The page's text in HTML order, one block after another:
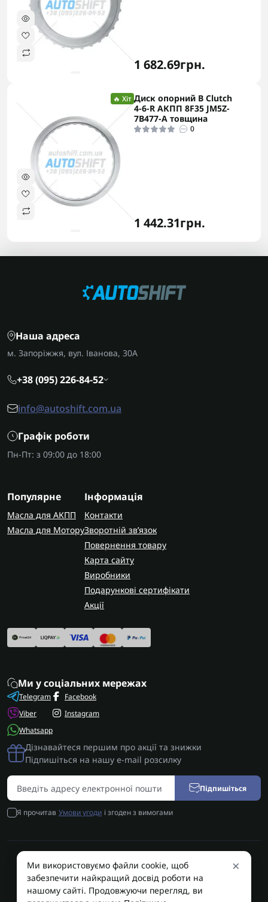
1 682.69грн.
🔥 Хіт Диск опорний B Clutch
4-6-R АКПП 8F35 JM5Z-
7B477-A товщина
0
1 442.31грн.
Наша адреса
м. Запоріжжя, вул. Іванова, 30А
+38 (095) 226-84-52
info@autoshift.com.ua
Графік роботи
Пн-Пт: з 09:00 до 18:00
Популярне
Масла для АКПП
Масла для Мотору
Інформація
Контакти
Зворотній зв’язок
Повернення товару
Карта сайту
Виробники
Подарункові сертифікати
Акції
Ми у соціальних мережах
Telegram
Viber
Whatsapp
Facebook
Instagram
Дізнавайтеся першим про акції та знижки
Підпишіться на нашу e-mail розсилку
Підпишіться
Я прочитав Умови угоди і згоден з вимогами
AUTOSHIFT | Запчастини АКПП | Ремонт АКПП © 2026
AUTOSHIFT
×
Ми використовуємо файли cookie, щоб
забезпечити найкращий досвід роботи на
нашому сайті. Продовжуючи перегляд, ви